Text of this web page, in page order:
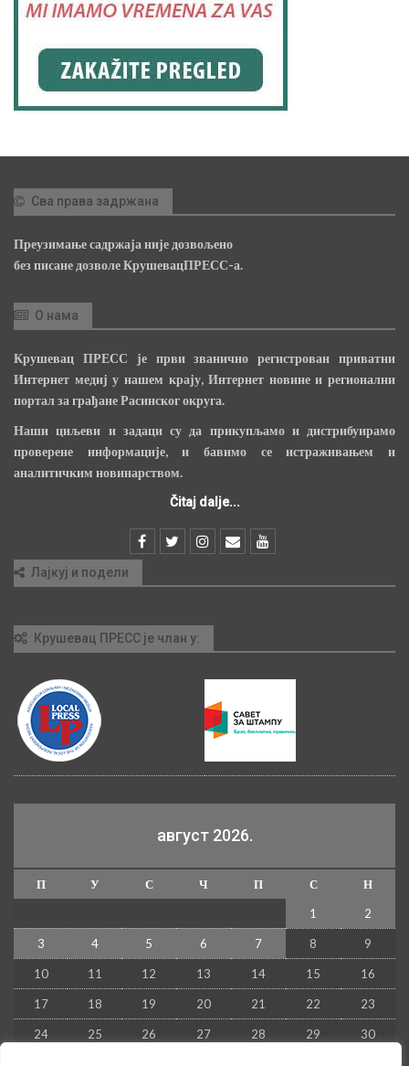
Сва права задржана
Преузимање садржаја није дозвољено
без писане дозволе КрушевацПРЕСС-а.
О нама
Крушевац ПРЕСС је први званично регистрован приватни
Интернет медиј у нашем крају, Интернет новине и регионални
портал за грађане Расинског округа.
Наши циљеви и задаци су да прикупљамо и дистрибуирамо
проверене информације, и бавимо се истраживањем и
аналитичким новинарством.
Čitaj dalje...
Лајкуј и подели
Крушевац ПРЕСС је члан у:
август 2026.
П У С Ч П С
Н
1
2
3 4 5 6 7 8 9
10 11 12 13 14 15 16
17 18 19 20 21 22 23
24 25 26 27 28 29 30